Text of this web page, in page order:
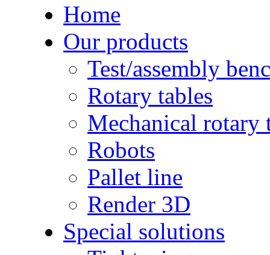
Home
Our products
Test/assembly
Rotary tables
Mechanical rotary
Robots
Pallet line
Render 3D
Special solutions